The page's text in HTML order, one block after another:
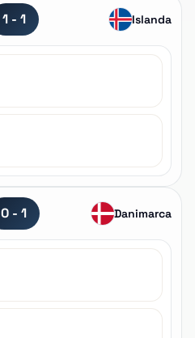
1 - 1 Islanda
0 - 1 Danimarca